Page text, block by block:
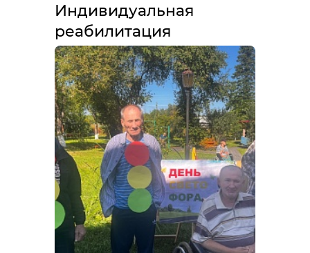
Индивидуальная
реабилитация